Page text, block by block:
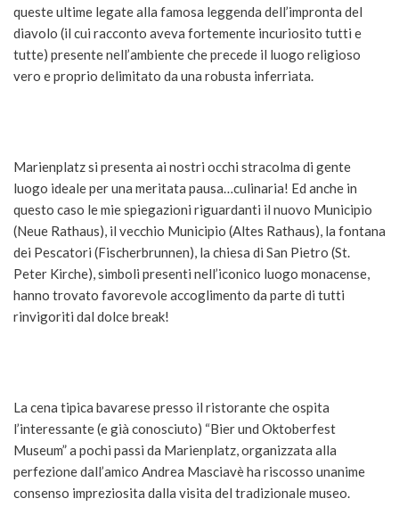
queste ultime legate alla famosa leggenda dell’impronta del
diavolo (il cui racconto aveva fortemente incuriosito tutti e
tutte) presente nell’ambiente che precede il luogo religioso
vero e proprio delimitato da una robusta inferriata.
Marienplatz si presenta ai nostri occhi stracolma di gente
luogo ideale per una meritata pausa…culinaria! Ed anche in
questo caso le mie spiegazioni riguardanti il nuovo Municipio
(Neue Rathaus), il vecchio Municipio (Altes Rathaus), la fontana
dei Pescatori (Fischerbrunnen), la chiesa di San Pietro (St.
Peter Kirche), simboli presenti nell’iconico luogo monacense,
hanno trovato favorevole accoglimento da parte di tutti
rinvigoriti dal dolce break!
La cena tipica bavarese presso il ristorante che ospita
l’interessante (e già conosciuto) “Bier und Oktoberfest
Museum” a pochi passi da Marienplatz, organizzata alla
perfezione dall’amico Andrea Masciavè ha riscosso unanime
consenso impreziosita dalla visita del tradizionale museo.